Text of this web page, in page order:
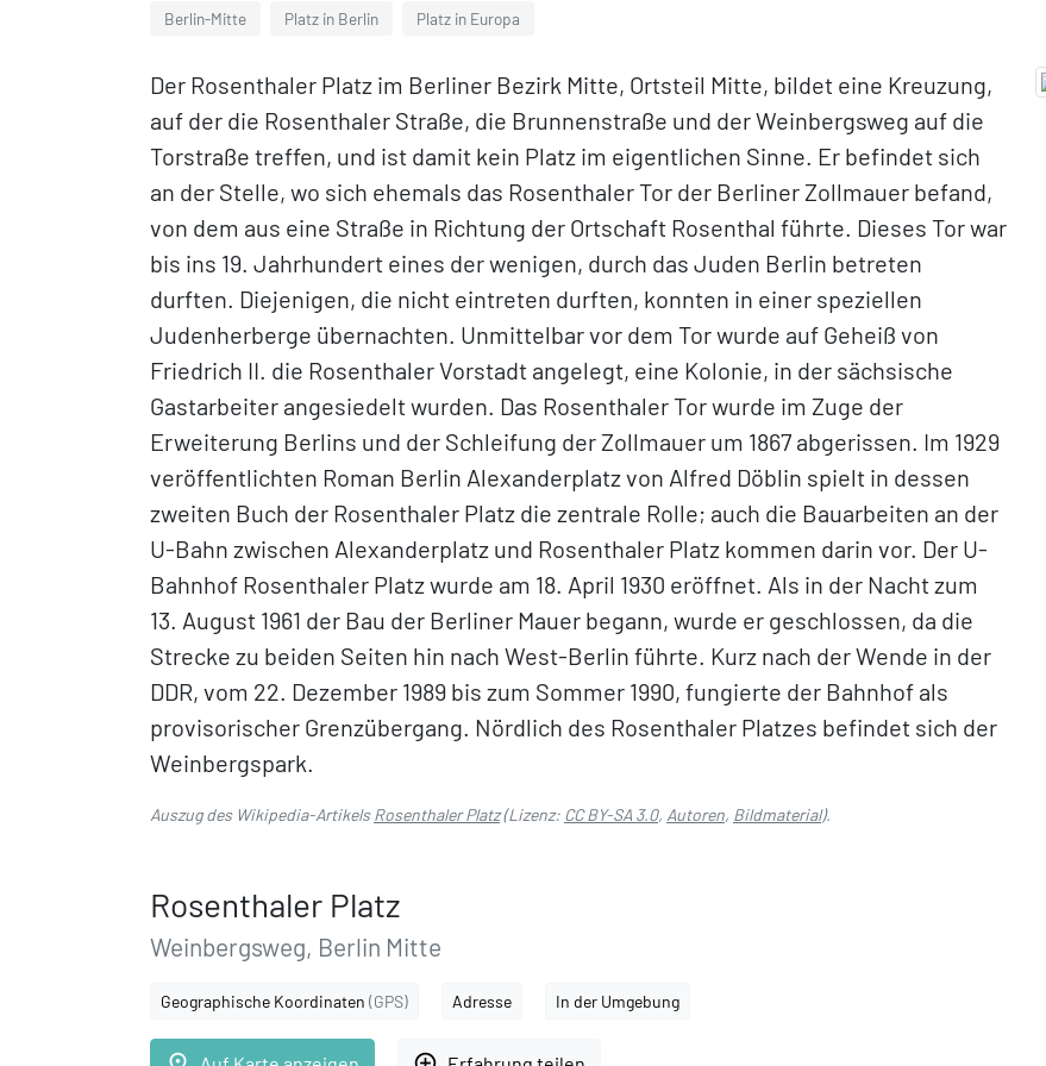
Berlin-Mitte Platz in Berlin Platz in Europa
Der Rosenthaler Platz im Berliner Bezirk Mitte, Ortsteil Mitte, bildet eine Kreuzung,
auf der die Rosenthaler Straße, die Brunnenstraße und der Weinbergsweg auf die
Torstraße treffen, und ist damit kein Platz im eigentlichen Sinne. Er befindet sich
an der Stelle, wo sich ehemals das Rosenthaler Tor der Berliner Zollmauer befand,
von dem aus eine Straße in Richtung der Ortschaft Rosenthal führte. Dieses Tor war
bis ins 19. Jahrhundert eines der wenigen, durch das Juden Berlin betreten
durften. Diejenigen, die nicht eintreten durften, konnten in einer speziellen
Judenherberge übernachten. Unmittelbar vor dem Tor wurde auf Geheiß von
Friedrich II. die Rosenthaler Vorstadt angelegt, eine Kolonie, in der sächsische
Gastarbeiter angesiedelt wurden. Das Rosenthaler Tor wurde im Zuge der
Erweiterung Berlins und der Schleifung der Zollmauer um 1867 abgerissen. Im 1929
veröffentlichten Roman Berlin Alexanderplatz von Alfred Döblin spielt in dessen
zweiten Buch der Rosenthaler Platz die zentrale Rolle; auch die Bauarbeiten an der
U-Bahn zwischen Alexanderplatz und Rosenthaler Platz kommen darin vor. Der U-
Bahnhof Rosenthaler Platz wurde am 18. April 1930 eröffnet. Als in der Nacht zum
13. August 1961 der Bau der Berliner Mauer begann, wurde er geschlossen, da die
Strecke zu beiden Seiten hin nach West-Berlin führte. Kurz nach der Wende in der
DDR, vom 22. Dezember 1989 bis zum Sommer 1990, fungierte der Bahnhof als
provisorischer Grenzübergang. Nördlich des Rosenthaler Platzes befindet sich der
Weinbergspark.
Auszug des Wikipedia-ArtikelsRosenthaler Platz(Lizenz: CC BY-SA 3.0, Autoren, Bildmaterial).
Rosenthaler Platz
Weinbergsweg, Berlin Mitte
Geographische Koordinaten (GPS) Adresse In der Umgebung